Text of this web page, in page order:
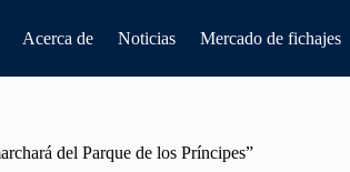
Acerca de Noticias Mercado de fichajes
del Parque de los Príncipes”